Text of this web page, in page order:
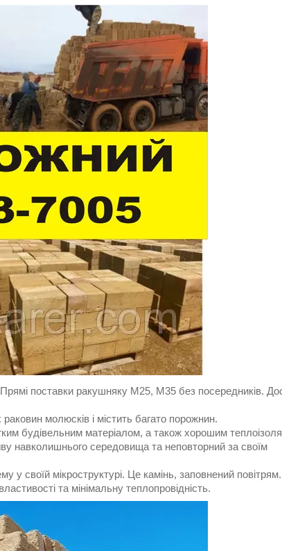
поставки ракушняку М25, М35 без посередників.
молюсків і містить багато порожнин.
будівельним матеріалом, а також хорошим
навколишнього середовища та неповторний за своїм
у своїй мікроструктурі. Це камінь, заповнений повітрям.
та мінімальну теплопровідність.